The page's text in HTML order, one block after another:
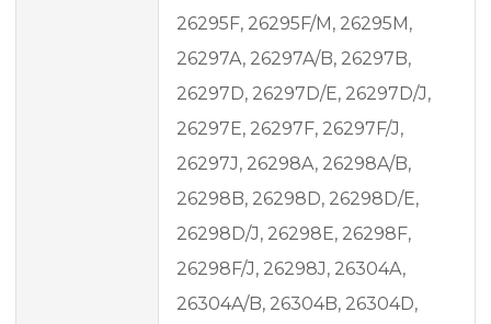
26295F, 26295F/M, 26295M,
26297A, 26297A/B, 26297B,
26297D, 26297D/E, 26297D/J,
26297E, 26297F, 26297F/J,
26297J, 26298A, 26298A/B,
26298B, 26298D, 26298D/E,
26298D/J, 26298E, 26298F,
26298F/J, 26298J, 26304A,
26304A/B, 26304B, 26304D,